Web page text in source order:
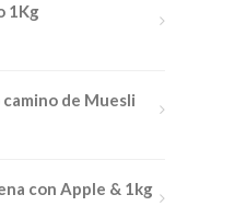
1Kg
de Muesli
con Apple & 1kg